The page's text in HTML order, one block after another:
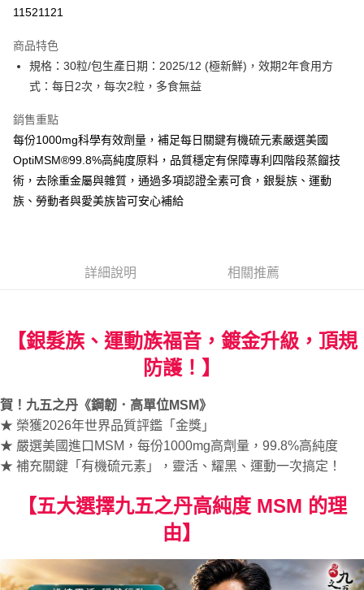
Google Pay
全盈+PAY
大哥付你分期
相關說明
1.本服務由台灣大哥大提供，台灣大哥大用戶可立即使用無須另外申請。
2.付款方式選擇「大哥付你分期」，訂單成立後會自動跳轉到大哥付的交易
流程，驗證手機門號後，選擇欲分期的期數、繳款截止日，確認付款後即完
成交易。
法說明評估內容。
帳／街口支付／iPASS MONEY」等通路繳費。
用戶於交易時，得透過本服務購買商品或服務，並由商店將買賣／分期付款
買賣價金債權讓與本公司後，依約使用本公司帳單繳交帳款。
2.基於同意付款使用「大哥付你分期」之契約關係目的，商店將以您的個人
資料（包含姓名、電話或地址）提供予台灣大哥大進項蒐集、處理及利用，
由本公司與您本人進行分期帳單所需資料之確認、核對及更正。
3.完整用戶服務條款，請詳閱以下連結：https://oppay.tw/userRule
AFTEE先享後付
相關說明
【關於「AFTEE先享後付」】
３．安心：先確認商品／服務後，再付款。
結帳頁面，進行簡訊認證並確認金額後，即可完成結帳。
２．訂單成立數日內，您將收到繳費通知簡訊。
３．收到繳費通知簡訊後14天內，點擊此簡訊中的連結，可透過四大超商／
ATM／網路銀行／等多元方式進行付款，方視為交易完成。
購買商品的店家。未經商家同意取消之訂單仍視為有效，需透過AFTEE先享
後付繳納相關費用。
是否繳費成功／繳費後需取消欲退款等相關疑問，請聯繫「AFTEE先享後付
客戶支援中心」https://netprotections.freshdesk.com/support/home
【注意事項】
１．透過由恩沛科技股份有限公司提供之「AFTEE先享後付」服務完成之交
易，需依本服務之必要範圍內提供個人資料，並將交易相關給付款項請求債
https://aftee.tw/terms/#terms3
３．未成年的使用者請事先徵得法定代理人或監護人之同意方可使用
11521121
商品特色
規格：30粒/包生產日期：2025/12 (極新鮮)，效期2年食用方
式：每日2次，每次2粒，多食無益​
銷售重點
每份1000mg科學有效劑量，補足每日關鍵有機硫元素嚴選美國
OptiMSM®99.8%高純度原料，品質穩定有保障專利四階段蒸餾技
術，去除重金屬與雜質，通過多項認證全素可食，銀髮族、運動
族、勞動者與愛美族皆可安心補給
詳細說明 相關推薦
【銀髮族、運動族福音，鍍金升級，頂規
防護！】
賀！九五之丹《鋼韌．高單位MSM》
★ 榮獲2026年世界品質評鑑「金獎」
★ 嚴選美國進口MSM，每份1000mg高劑量，99.8%高純度
★ 補充關鍵「有機硫元素」，靈活、耀黑、運動一次搞定！
【五大選擇九五之丹高純度 MSM 的理
由】